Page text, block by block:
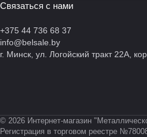
Связаться с нами
+375 44 736 68 37
info@belsale.by
г. Минск, ул. Логойский тракт 22А,
© 2026 Интернет-магазин
Регистрация в торговом реестре